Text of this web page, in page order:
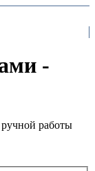
-
работы